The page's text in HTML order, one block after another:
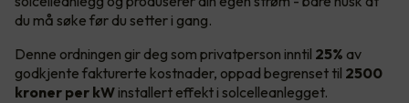
du må søke før du setter i gang.
Denne ordningen gir deg som privatperson inntil 25% av
godkjente fakturerte kostnader, oppad begrenset til 2500
kroner per kW installert effekt i solcelleanlegget.